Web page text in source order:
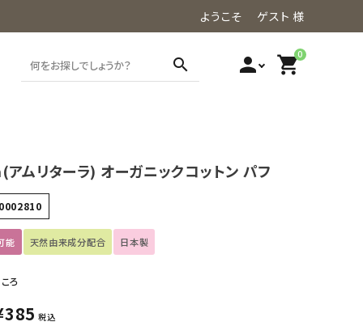
ようこそ ゲスト 様
search person 0
shopping_cart
ムリターラ) オーガニックコットン パフ
能 天然由来成分配合 日本製
ろ
385 税込